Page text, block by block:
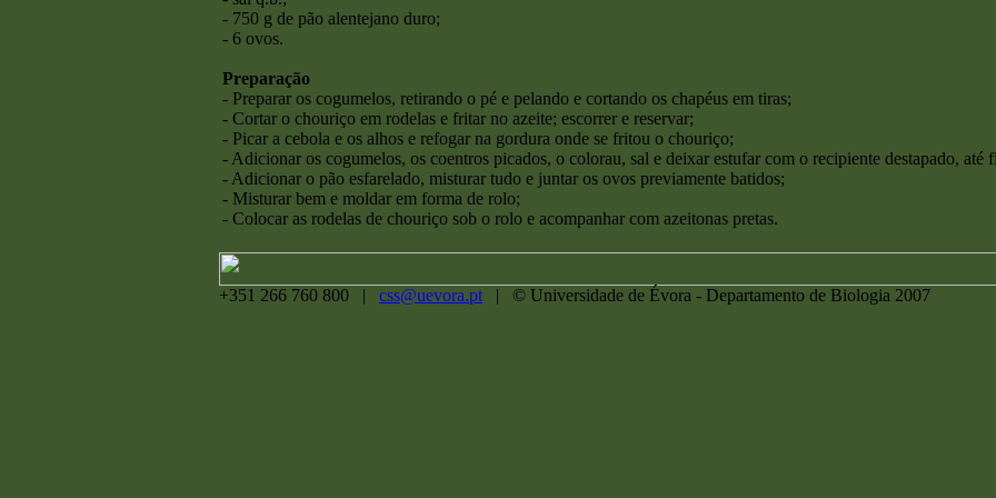
- 750 g de pão alentejano duro;
- 6 ovos.
Preparação
- Preparar os cogumelos, retirando o pé e pelando e cortando os chapéus em tiras;
- Cortar o chouriço em rodelas e fritar no azeite; escorrer e reservar;
- Picar a cebola e os alhos e refogar na gordura onde se fritou o chouriço;
- Adicionar os cogumelos, os coentros picados, o colorau, sal e deixar estufar com o recipiente destapado, até
- Adicionar o pão esfarelado, misturar tudo e juntar os ovos previamente batidos;
- Misturar bem e moldar em forma de rolo;
- Colocar as rodelas de chouriço sob o rolo e acompanhar com azeitonas pretas.
+351 266 760 800 | css@uevora.pt | © Universidade de Évora - Departamento de Biologia 2007